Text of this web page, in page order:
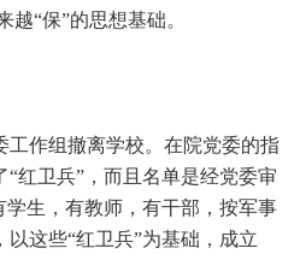
越“保”的思想基础。
工作组撤离学校。在院党委的指
红卫兵”，而且名单是经党委审
学生，有教师，有干部，按军事
这些“红卫兵”为基础，成立